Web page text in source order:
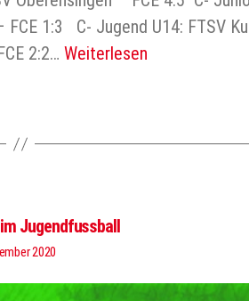
FCE 1:3 C- Jugend U14: FTSV
2:2… Weiterlesen
Jugendfussball
2020